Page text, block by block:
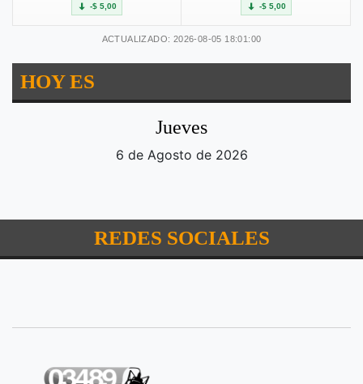
-$ 5,00 -$ 5,00
ACTUALIZADO: 2026-08-05 18:01:00
HOY ES
Jueves
6 de Agosto de 2026
REDES SOCIALES